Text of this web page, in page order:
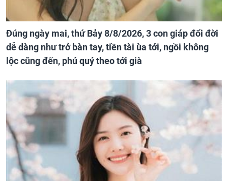
Đúng ngày mai, thứ Bảy 8/8/2026, 3 con giáp đổi đời
dễ dàng như trở bàn tay, tiền tài ùa tới, ngồi không
lộc cũng đến, phú quý theo tới già